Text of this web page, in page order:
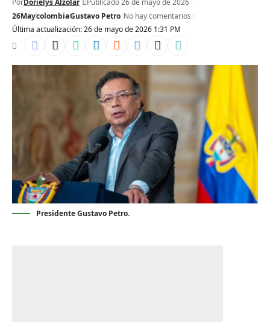
Última actualización: 26 de mayo de 2026 1:31 PM
PorDorielys Alzolar
Publicado 26 de mayo de 2026
26MaycolombiaGustavo Petro No hay comentarios
Presidente Gustavo Petro.